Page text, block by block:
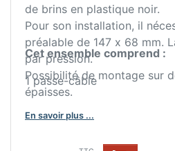
de brins en plastique noir.
Pour son installation, il
préalable de 147 x 68 mm.
par pression.
Possibilité de montage sur
épaisses.
Cet ensemble comprend :
1 passe-câble
En savoir plus ...